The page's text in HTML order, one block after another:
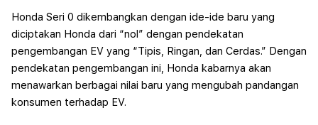
Honda Seri 0 dikembangkan dengan ide-ide baru yang
diciptakan Honda dari “nol” dengan pendekatan
pengembangan EV yang “Tipis, Ringan, dan Cerdas.” Dengan
pendekatan pengembangan ini, Honda kabarnya akan
menawarkan berbagai nilai baru yang mengubah pandangan
konsumen terhadap EV.